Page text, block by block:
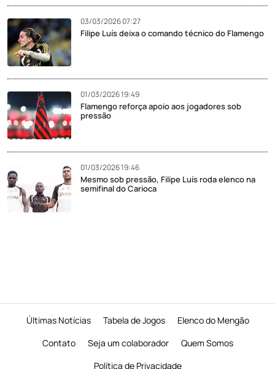
03/03/2026 07:27
Filipe Luís deixa o comando técnico do Flamengo
01/03/2026 19:49
Flamengo reforça apoio aos jogadores sob
pressão
01/03/2026 19:46
Mesmo sob pressão, Filipe Luís roda elenco na
semifinal do Carioca
Últimas Notícias Tabela de Jogos
Elenco do Mengão
Contato
Seja um colaborador
Quem Somos
Política de Privacidade